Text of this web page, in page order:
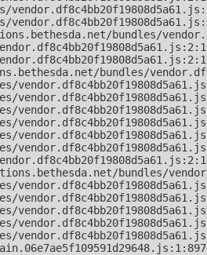
bundles/
bundles/
bundles/